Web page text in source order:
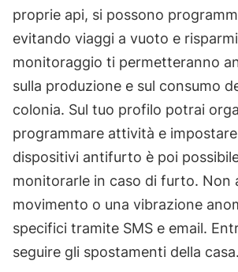
proprie api, si possono
evitando viaggi a vuoto e
monitoraggio ti permetteranno
sulla produzione e sul consumo
colonia. Sul tuo profilo potrai
programmare attività e
dispositivi antifurto è poi
monitorarle in caso di furto. Non
movimento o una vibrazione
specifici tramite SMS e email.
seguire gli spostamenti della casa.